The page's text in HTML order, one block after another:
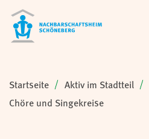
Sie sind hier:
Startseite Aktiv im Stadtteil
Chöre und Singekreise